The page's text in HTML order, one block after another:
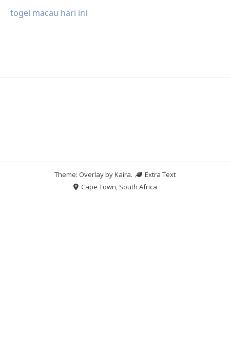
togel macau hari ini
Theme: Overlay byKaira.
Extra Text
Cape Town, South Africa